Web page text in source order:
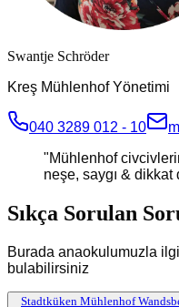
Swantje Schröder
Kreş Mühlenhof Yönetimi
040 3289 012 - 10
"Mühlenhof
neşe, saygı & dikkat
Sıkça Sorulan
Burada anaokulumuzla
bulabilirsiniz
Stadtküken Mühlenhof